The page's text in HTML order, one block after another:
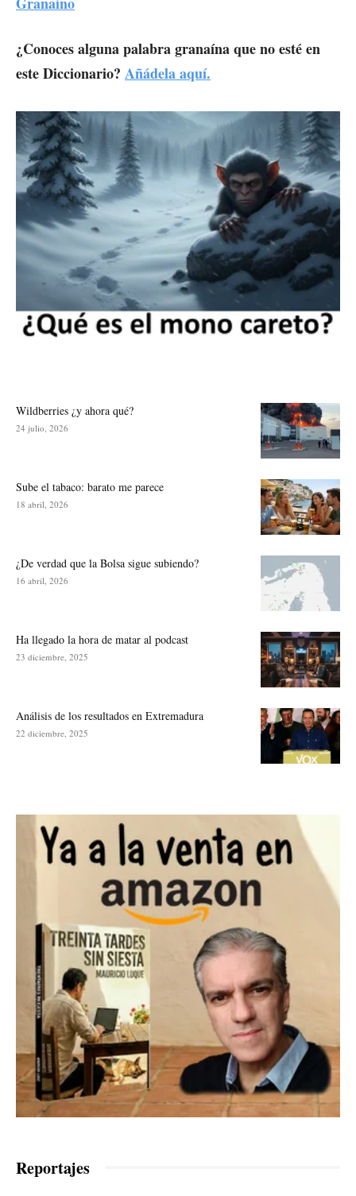
¿Conoces alguna palabra granaína que no esté en
este Diccionario? Añádela aquí.
Wildberries ¿y ahora qué?
24 julio, 2026
Sube el tabaco: barato me parece
18 abril, 2026
¿De verdad que la Bolsa sigue subiendo?
16 abril, 2026
Ha llegado la hora de matar al podcast
23 diciembre, 2025
Análisis de los resultados en Extremadura
22 diciembre, 2025
Reportajes